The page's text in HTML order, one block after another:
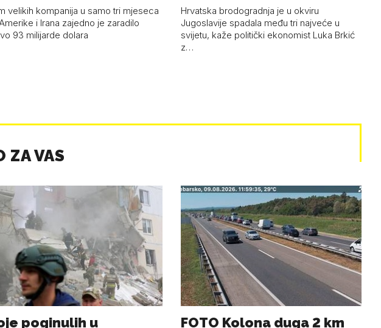
velikih kompanija u samo tri mjeseca
i Irana zajedno je zaradilo
93 milijarde dolara
Hrvatska brodogradnja je u okviru
Jugoslavije spadala među tri najveće u
svijetu, kaže politički ekonomist Luka Brkić
z…